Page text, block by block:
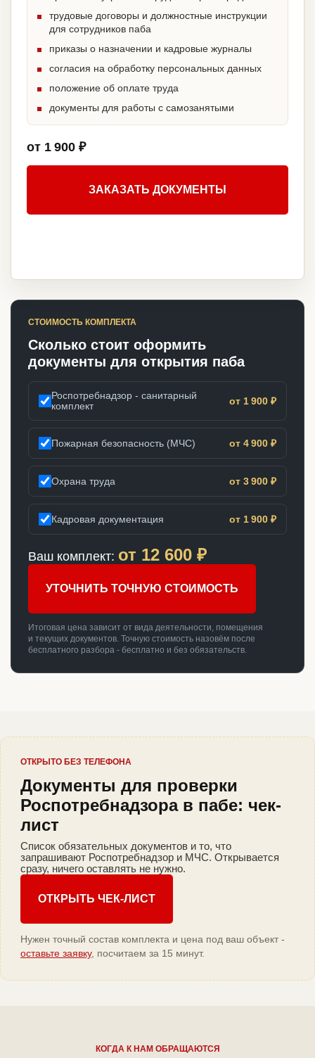
трудовые договоры и должностные инструкции
для сотрудников паба
приказы о назначении и кадровые журналы
согласия на обработку персональных данных
положение об оплате труда
документы для работы с самозанятыми
от 1 900 ₽
ЗАКАЗАТЬ ДОКУМЕНТЫ
СТОИМОСТЬ КОМПЛЕКТА
Сколько стоит оформить
документы для открытия паба
Роспотребнадзор - санитарный
комплект
от 1 900 ₽
Пожарная безопасность (МЧС) от 4 900 ₽
Охрана труда от 3 900 ₽
Кадровая документация от 1 900 ₽
Ваш комплект: от 12 600 ₽
УТОЧНИТЬ ТОЧНУЮ СТОИМОСТЬ
Итоговая цена зависит от вида деятельности, помещения
и текущих документов. Точную стоимость назовём после
бесплатного разбора - бесплатно и без обязательств.
ОТКРЫТО БЕЗ ТЕЛЕФОНА
Документы для проверки
Роспотребнадзора в пабе: чек-
лист
Список обязательных документов и то, что
запрашивают Роспотребнадзор и МЧС. Открывается
сразу, ничего оставлять не нужно.
ОТКРЫТЬ ЧЕК-ЛИСТ
Нужен точный состав комплекта и цена под ваш объект -
оставьте заявку, посчитаем за 15 минут.
КОГДА К НАМ ОБРАЩАЮТСЯ